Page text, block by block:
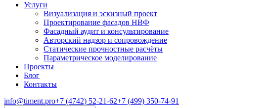
Услуги
Визуализация и эскизный проект
Проектирование фасадов НВФ
Фасадный аудит и консультирование
Авторский надзор и сопровождение
Статические прочностные расчёты
Параметрическое моделирование
Проекты
Блог
Контакты
info@timent.pro+7 (4742) 52-21-62+7 (499) 350-74-91